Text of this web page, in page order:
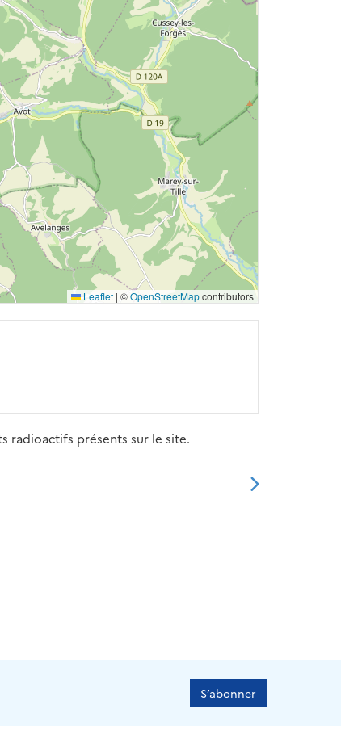
Leaflet | ©OpenStreetMapcontributors
radioactifs présents sur le site.
S’abonner